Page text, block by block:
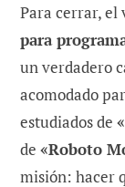
Para cerrar, el
para
un verdadero
acomodado
estudiados de
de «Roboto
misión: hacer